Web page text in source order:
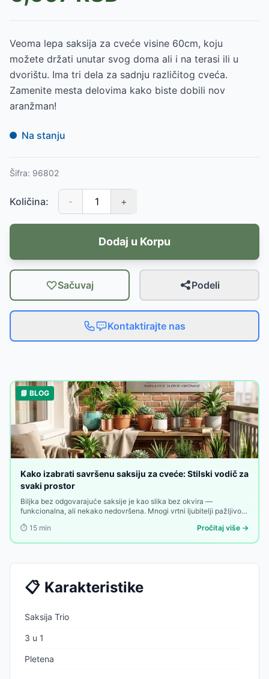
Veoma lepa saksija za cveće visine 60cm, koju
možete držati unutar svog doma ali i na terasi ili u
dvorištu. Ima tri dela za sadnju različitog cveća.
Zamenite mesta delovima kako biste dobili nov
aranžman!
Na stanju
Šifra: 96802
Količina: - +
Dodaj u Korpu
Sačuvaj Podeli
Kontaktirajte nas
📘 BLOG
Kako izabrati savršenu saksiju za cveće: Stilski vodič za
svaki prostor
Biljka bez odgovarajuće saksije je kao slika bez okvira —
funkcionalna, ali nekako nedovršena. Mnogi vrtni ljubitelji pažljivo
koja im dođe pod ruku. Greška koja se vidi.
⏱️ 15 min Pročitaj više →
📋 Karakteristike
Saksija Trio
3 u 1
Pletena